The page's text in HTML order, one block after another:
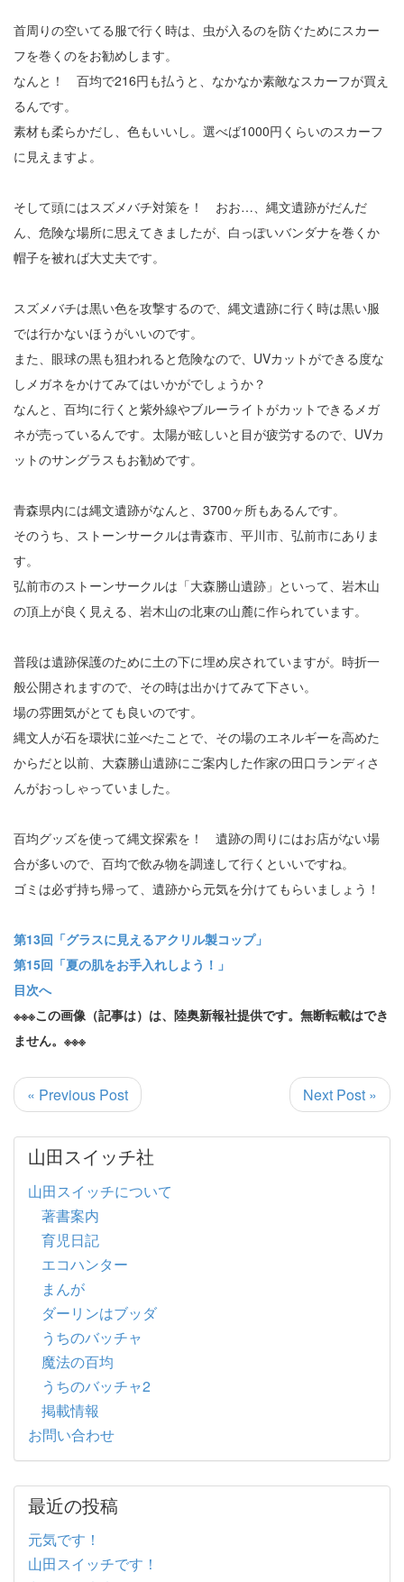
首周りの空いてる服で行く時は、虫が入るのを防ぐためにスカー
フを巻くのをお勧めします。
なんと！ 百均で216円も払うと、なかなか素敵なスカーフが買え
るんです。
素材も柔らかだし、色もいいし。選べば1000円くらいのスカーフ
に見えますよ。
そして頭にはスズメバチ対策を！ おお…、縄文遺跡がだんだ
ん、危険な場所に思えてきましたが、白っぽいバンダナを巻くか
帽子を被れば大丈夫です。
スズメバチは黒い色を攻撃するので、縄文遺跡に行く時は黒い服
では行かないほうがいいのです。
また、眼球の黒も狙われると危険なので、UVカットができる度な
しメガネをかけてみてはいかがでしょうか？
なんと、百均に行くと紫外線やブルーライトがカットできるメガ
ネが売っているんです。太陽が眩しいと目が疲労するので、UVカ
ットのサングラスもお勧めです。
青森県内には縄文遺跡がなんと、3700ヶ所もあるんです。
そのうち、ストーンサークルは青森市、平川市、弘前市にありま
す。
弘前市のストーンサークルは「大森勝山遺跡」といって、岩木山
の頂上が良く見える、岩木山の北東の山麓に作られています。
普段は遺跡保護のために土の下に埋め戻されていますが。時折一
般公開されますので、その時は出かけてみて下さい。
場の雰囲気がとても良いのです。
縄文人が石を環状に並べたことで、その場のエネルギーを高めた
からだと以前、大森勝山遺跡にご案内した作家の田口ランディさ
んがおっしゃっていました。
百均グッズを使って縄文探索を！ 遺跡の周りにはお店がない場
合が多いので、百均で飲み物を調達して行くといいですね。
ゴミは必ず持ち帰って、遺跡から元気を分けてもらいましょう！
第13回「グラスに見えるアクリル製コップ」
第15回「夏の肌をお手入れしよう！」
目次へ
※※※この画像（記事は）は、陸奥新報社提供です。無断転載はでき
ません。※※※
« Previous Post Next Post »
山田スイッチ社
山田スイッチについて
著書案内
育児日記
エコハンター
まんが
ダーリンはブッダ
うちのバッチャ
魔法の百均
うちのバッチャ2
掲載情報
お問い合わせ
最近の投稿
元気です！
山田スイッチです！